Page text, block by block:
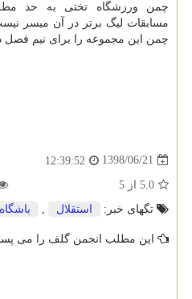
چمن ورزشگاه تختی به حد
مسابقات لیگ برتر در آن میسر
چمن این مجموعه را برای نیم فصل
1398/06/21
12:39:52
5.0 از 5
تگهای خبر:
استقلال باشگاه
این مطلب انجمن گلف را می